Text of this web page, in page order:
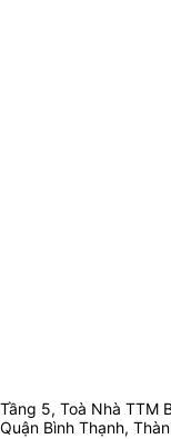
Tầng 5, Toà Nhà TTM
Quận Bình Thạnh,